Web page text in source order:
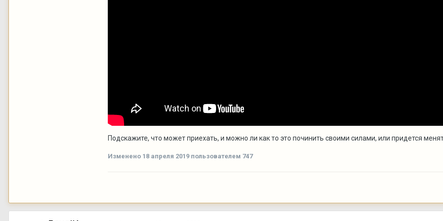
Подскажите, что может приехать, и можно ли как то это починить своими силами, или придется
Изменено 18 апреля 2019 пользователем 747